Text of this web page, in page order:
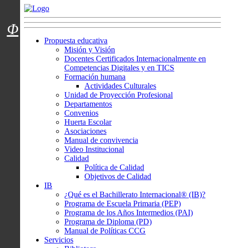
Menú usuarios
Propuesta educativa
Misión y Visión
Docentes Certificados Internacionalmente en
Competencias Digitales y en TICS
Formación humana
Actividades Culturales
Unidad de Proyección Profesional
Departamentos
Convenios
Huerta Escolar
Asociaciones
Manual de convivencia
Video Institucional
Calidad
Política de Calidad
Objetivos de Calidad
IB
¿Qué es el Bachillerato Internacional® (IB)?
Programa de Escuela Primaria (PEP)
Programa de los Años Intermedios (PAI)
Programa de Diploma (PD)
Manual de Políticas CCG
Servicios
Φ